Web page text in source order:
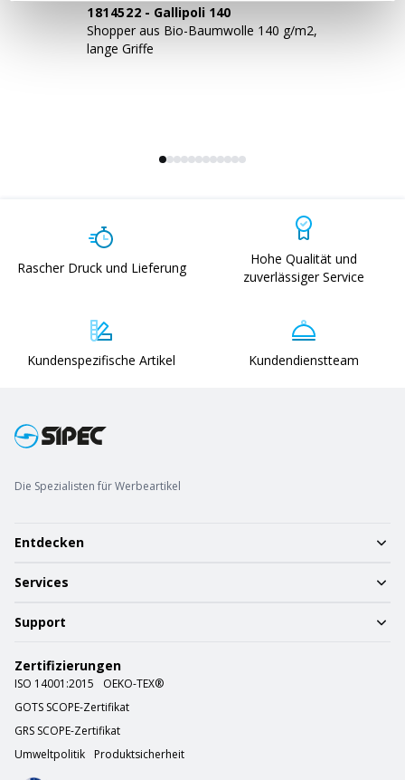
1814522 - Gallipoli 140
Shopper aus Bio-Baumwolle 140 g/m2,
lange Griffe
Rascher Druck und Lieferung
Hohe Qualität und
zuverlässiger Service
Kundenspezifische Artikel Kundendienstteam
Die Spezialisten für Werbeartikel
Entdecken
Services
Support
Zertifizierungen
ISO 14001:2015
OEKO-TEX®
GOTS SCOPE-Zertifikat
GRS SCOPE-Zertifikat
Umweltpolitik
Produktsicherheit